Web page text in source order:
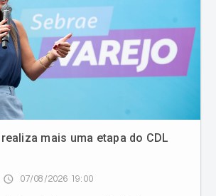
mais uma etapa do CDL
access_time 07/08/2026 19:00